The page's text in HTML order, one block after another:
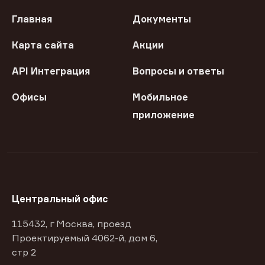
Главная Документы
Карта сайта Акции
API Интеграция Вопросы и ответы
Офисы
Мобильное
приложение
Центральный офис
115432, г Москва, проезд
Проектируемый 4062-й, дом 6,
стр 2